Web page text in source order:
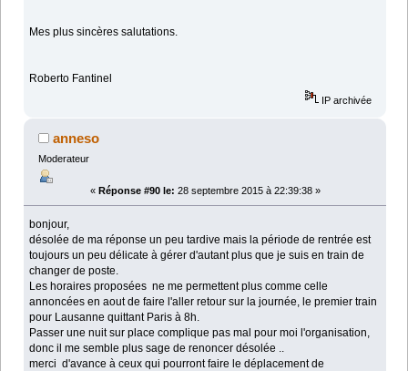
Mes plus sincères salutations.
Roberto Fantinel
IP archivée
anneso
Moderateur
« Réponse #90 le: 28 septembre 2015 à 22:39:38 »
bonjour,
désolée de ma réponse un peu tardive mais la période de rentrée est
toujours un peu délicate à gérer d'autant plus que je suis en train de
changer de poste.
Les horaires proposées ne me permettent plus comme celle
annoncées en aout de faire l'aller retour sur la journée, le premier train
pour Lausanne quittant Paris à 8h.
Passer une nuit sur place complique pas mal pour moi l'organisation,
donc il me semble plus sage de renoncer désolée ..
merci d'avance à ceux qui pourront faire le déplacement de